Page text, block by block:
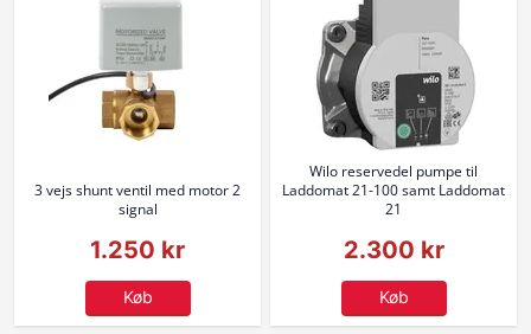
3 vejs shunt ventil med motor 2
signal
1.250 kr
Køb
Wilo reservedel pumpe til
Laddomat 21-100 samt Laddomat
21
2.300 kr
Køb